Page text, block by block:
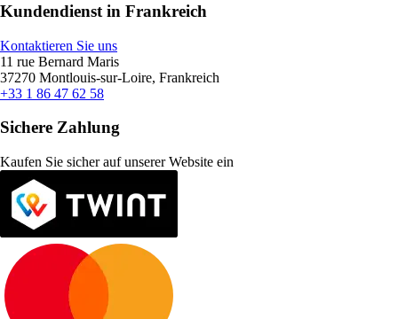
Kundendienst in Frankreich
Kontaktieren Sie uns
11 rue Bernard Maris
37270 Montlouis-sur-Loire, Frankreich
+33 1 86 47 62 58
Sichere Zahlung
Kaufen Sie sicher auf unserer Website ein